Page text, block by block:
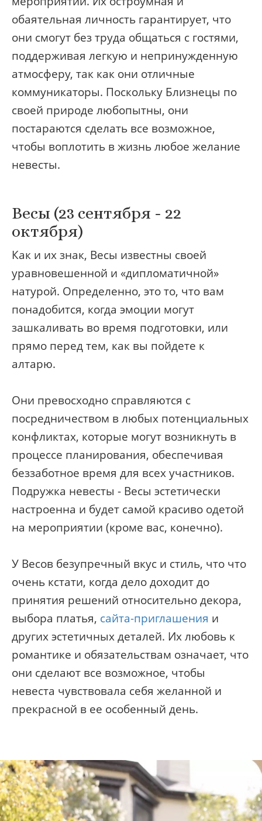
обаятельная личность гарантирует, что
они смогут без труда общаться с гостями,
поддерживая легкую и непринужденную
атмосферу, так как они отличные
коммуникаторы. Поскольку Близнецы по
своей природе любопытны, они
постараются сделать все возможное,
чтобы воплотить в жизнь любое желание
невесты.
Весы (23 сентября - 22
октября)
Как и их знак, Весы известны своей
уравновешенной и «дипломатичной»
натурой. Определенно, это то, что вам
понадобится, когда эмоции могут
зашкаливать во время подготовки, или
прямо перед тем, как вы пойдете к
алтарю.
Они превосходно справляются с
посредничеством в любых потенциальных
конфликтах, которые могут возникнуть в
процессе планирования, обеспечивая
беззаботное время для всех участников.
Подружка невесты - Весы эстетически
настроенна и будет самой красиво одетой
на мероприятии (кроме вас, конечно).
У Весов безупречный вкус и стиль, что что
очень кстати, когда дело доходит до
принятия решений относительно декора,
выбора платья, сайта-приглашения и
других эстетичных деталей. Их любовь к
романтике и обязательствам означает, что
они сделают все возможное, чтобы
невеста чувствовала себя желанной и
прекрасной в ее особенный день.